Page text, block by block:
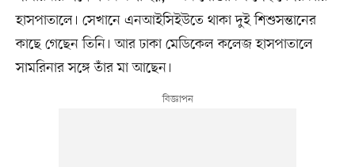
হাসপাতালে। সেখানে এনআইসিইউতে থাকা দুই শিশুসন্তানের
কাছে গেছেন তিনি। আর ঢাকা মেডিকেল কলেজ হাসপাতালে
সামরিনার সঙ্গে তাঁর মা আছেন।